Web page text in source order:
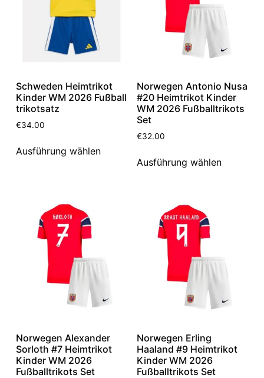
Schweden Heimtrikot
Kinder WM 2026 Fußball
trikotsatz
€34.00
Ausführung wählen
Norwegen Antonio Nusa
#20 Heimtrikot Kinder
WM 2026 Fußballtrikots
Set
€32.00
Ausführung wählen
Norwegen Alexander
Sorloth #7 Heimtrikot
Kinder WM 2026
Fußballtrikots Set
Norwegen Erling
Haaland #9 Heimtrikot
Kinder WM 2026
Fußballtrikots Set